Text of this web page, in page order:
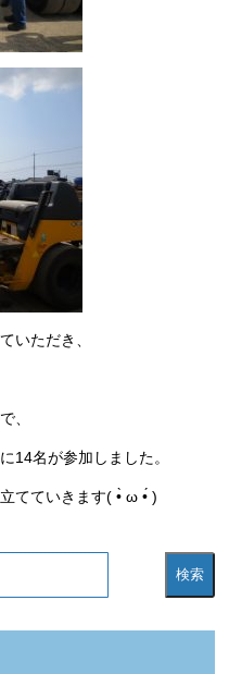
いただき、
、
14名が参加しました。
てていきます( •̀ ω •́ )
検索